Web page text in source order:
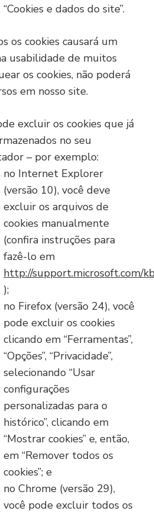
“Cookies e dados do site”.
os cookies causará um
usabilidade de muitos
os cookies, não poderá
em nosso site.
excluir os cookies que já
no seu
– por exemplo:
no Internet Explorer
(versão 10), você deve
excluir os arquivos de
cookies manualmente
(confira instruções para
fazê-lo em
http://support.microsoft.com/
);
no Firefox (versão 24), você
pode excluir os cookies
clicando em “Ferramentas”,
“Opções”, “Privacidade”,
selecionando “Usar
configurações
personalizadas para o
histórico”, clicando em
“Mostrar cookies” e, então,
em “Remover todos os
cookies”; e
no Chrome (versão 29),
você pode excluir todos os